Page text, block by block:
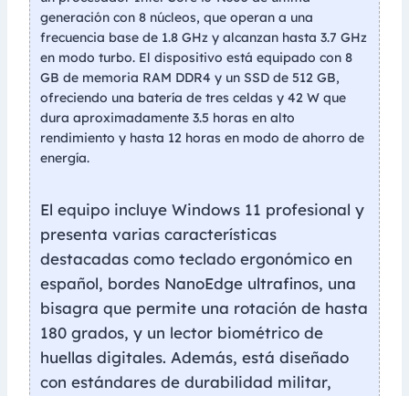
generación con 8 núcleos, que operan a una
frecuencia base de 1.8 GHz y alcanzan hasta 3.7 GHz
en modo turbo. El dispositivo está equipado con 8
GB de memoria RAM DDR4 y un SSD de 512 GB,
ofreciendo una batería de tres celdas y 42 W que
dura aproximadamente 3.5 horas en alto
rendimiento y hasta 12 horas en modo de ahorro de
energía.
El equipo incluye Windows 11 profesional y
presenta varias características
destacadas como teclado ergonómico en
español, bordes NanoEdge ultrafinos, una
bisagra que permite una rotación de hasta
180 grados, y un lector biométrico de
huellas digitales. Además, está diseñado
con estándares de durabilidad militar,